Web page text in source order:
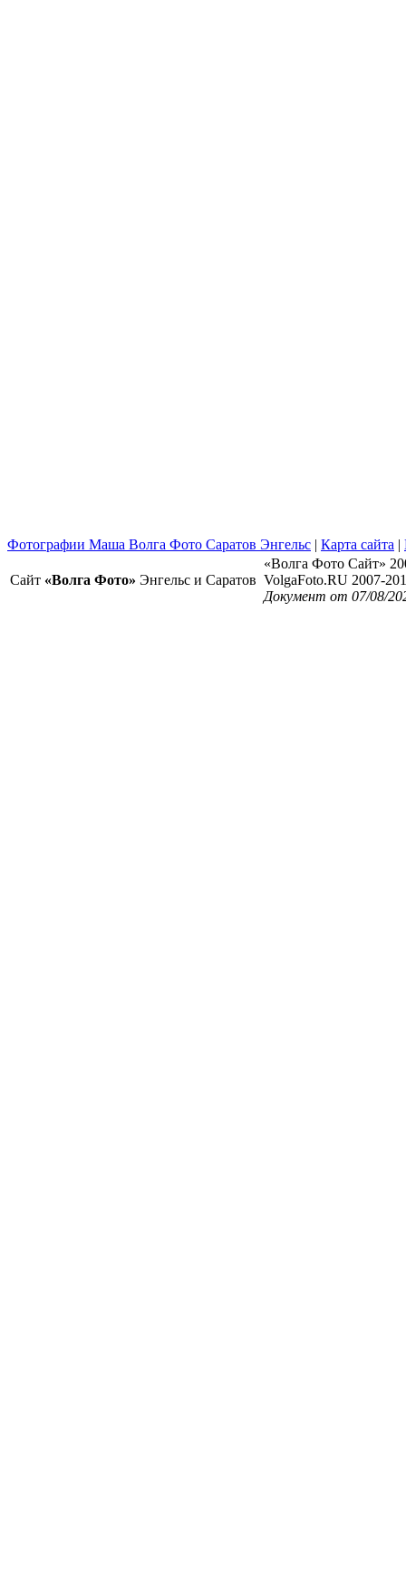
Фотографии Маша Волга Фото Саратов Энгельс | Карта сайта |
Сайт «Волга Фото» Энгельс и Саратов
«Волга Фото Сайт»
VolgaFoto.RU 2007-
Документ от 07/08/